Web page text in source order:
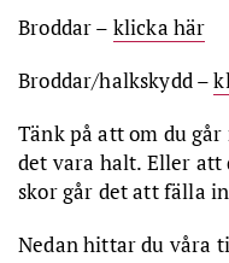
Broddar – klicka här
Broddar/halkskydd –
Tänk på att om du
det vara halt. Eller att
skor går det att fälla
Nedan hittar du våra